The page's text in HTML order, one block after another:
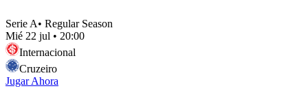
Serie A• Regular Season
Mié 22 jul • 20:00
Internacional
Cruzeiro
Jugar Ahora